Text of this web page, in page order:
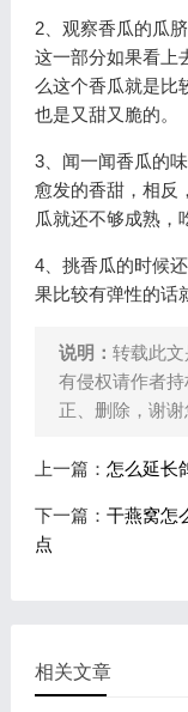
2、观察香瓜的瓜
这一部分如果看上
么这个香瓜就是比
也是又甜又脆的。
3、闻一闻香瓜的
愈发的香甜，相反
瓜就还不够成熟，
4、挑香瓜的时候
果比较有弹性的话
说明： 转载此
有侵权请作者
正、删除，谢谢
上一篇： 怎么延长
下一篇： 干燕窝怎
点
相关文章